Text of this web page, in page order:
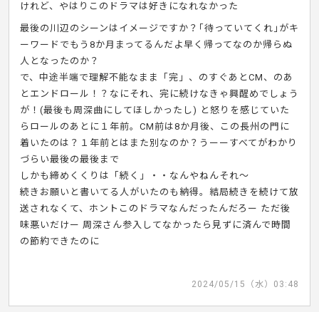
けれど、やはりこのドラマは好きになれなかった
最後の川辺のシーンはイメージですか？｢待っていてくれ｣がキ
ーワードでもう8か月まってるんだよ早く帰ってなのか帰らぬ
人となったのか？
で、中途半端で理解不能なまま「完」、のすぐあとCM、のあ
とエンドロール！？なにそれ、完に続けなきゃ興醒めでしょう
が！(最後も周深曲にしてほしかったし) と怒りを感じていた
らロールのあとに１年前。CM前は8か月後、この長州の門に
着いたのは？１年前とはまた別なのか？うーーすべてがわかり
づらい最後の最後まで
しかも締めくくりは「続く」・・なんやねんそれ～
続きお願いと書いてる人がいたのも納得。結局続きを続けて放
送されなくて、ホントこのドラマなんだったんだろー ただ後
味悪いだけー 周深さん参入してなかったら見ずに済んで時間
の節約できたのに
2024/05/15（水）03:48